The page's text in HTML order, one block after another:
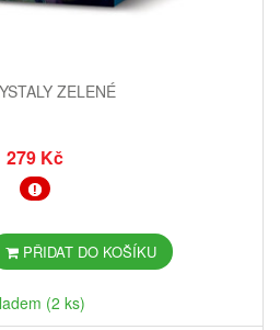
ZELENÉ
279 Kč
PŘIDAT DO KOŠÍKU
(2 ks)